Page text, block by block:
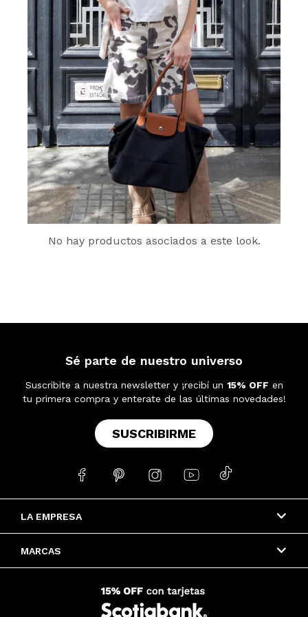
No hay productos asociados a este look.
LA EMPRESA
MARCAS
Sé parte de nuestro universo
Suscribite a nuestra newsletter y ¡recibí un 15% OFF en
tu primera compra y enterate de las últimas novedades!
SUSCRIBIRME
    